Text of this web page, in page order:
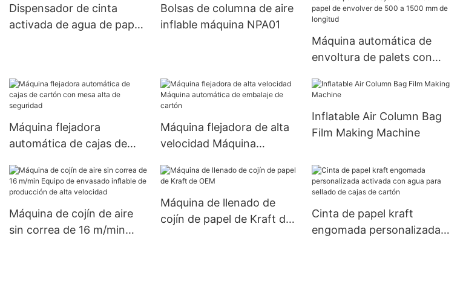
Dispensador de cinta
activada de agua de papel
Bolsas de columna de aire
inflable máquina NPA01
Máquina automática de
envoltura de palets con
película estirable para
papel de envolver de 500
a 1500 mm de longitud
Máquina flejadora
automática de cajas de
seguridad
Máquina flejadora de alta
velocidad Máquina
cartón
Inflatable Air Column Bag
Film Making Machine
Máquina de cojín de aire
sin correa de 16 m/min
Máquina de llenado de
cojín de papel de Kraft de
Cinta de papel kraft
engomada personalizada